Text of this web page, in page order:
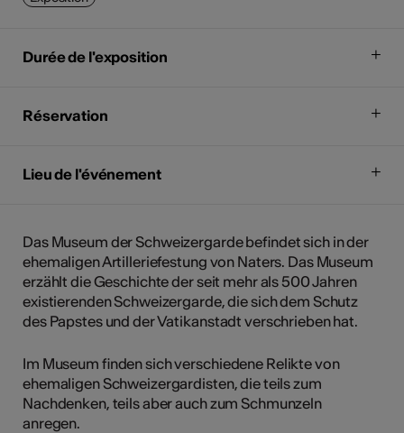
Durée de l'exposition
Réservation
Lieu de l'événement
Das Museum der Schweizergarde befindet sich in der
ehemaligen Artilleriefestung von Naters. Das Museum
erzählt die Geschichte der seit mehr als 500 Jahren
existierenden Schweizergarde, die sich dem Schutz
des Papstes und der Vatikanstadt verschrieben hat.
Im Museum finden sich verschiedene Relikte von
ehemaligen Schweizergardisten, die teils zum
Nachdenken, teils aber auch zum Schmunzeln
anregen.